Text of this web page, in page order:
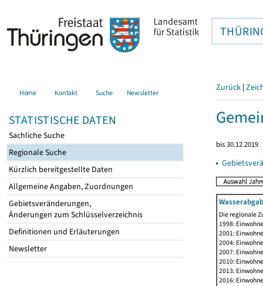
Home Kontakt Suche Newsletter
STATISTISCHE DATEN
Sachliche Suche
Regionale Suche
Kürzlich bereitgestellte Daten
Allgemeine Angaben, Zuordnungen
Gebietsveränderungen,
Änderungen zum Schlüsselverzeichnis
Definitionen und Erläuterungen
Newsletter
Zurück |
bis 30.12.2019
▸
Die regionale
1998:
2001:
2004:
2007:
2010:
2013:
2016: